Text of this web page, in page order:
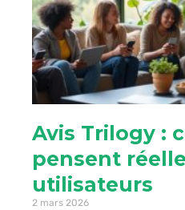
Avis Trilogy :
pensent
utilisateurs
2 mars 2026